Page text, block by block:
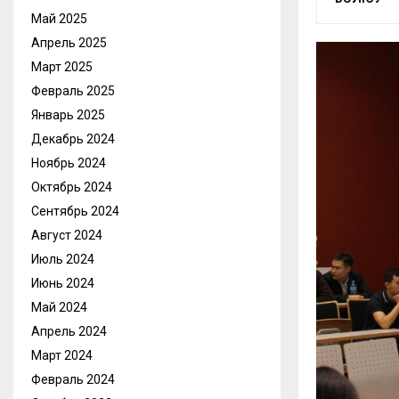
Май 2025
Апрель 2025
Март 2025
Февраль 2025
Январь 2025
Декабрь 2024
Ноябрь 2024
Октябрь 2024
Сентябрь 2024
Август 2024
Июль 2024
Июнь 2024
Май 2024
Апрель 2024
Март 2024
Февраль 2024